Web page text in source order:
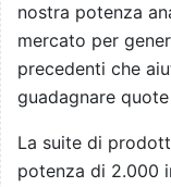
nostra potenza
mercato per
precedenti che
guadagnare
La suite di
potenza di 2.000